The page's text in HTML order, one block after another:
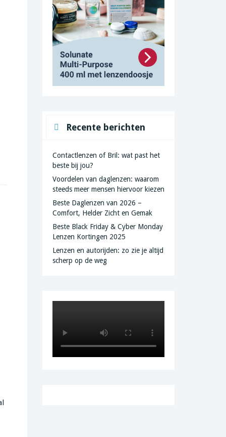
Recente berichten
Contactlenzen of Bril: wat past het
beste bij jou?
Voordelen van daglenzen: waarom
steeds meer mensen hiervoor kiezen
Beste Daglenzen van 2026 –
Comfort, Helder Zicht en Gemak
Beste Black Friday & Cyber Monday
Lenzen Kortingen 2025
Lenzen en autorijden: zo zie je altijd
scherp op de weg